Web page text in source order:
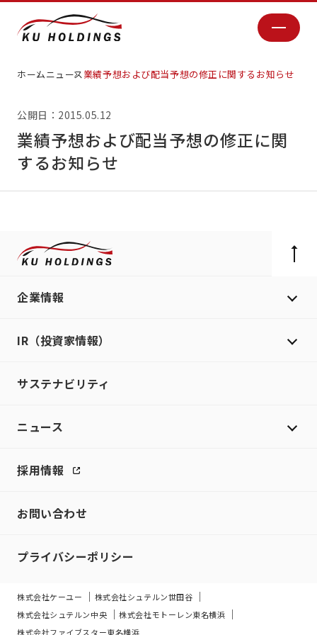
ホームニュース業績予想および配当予想の修正に関するお知らせ
公開日：2015.05.12
業績予想および配当予想の修正に関
するお知らせ
企業情報
IR（投資家情報）
サステナビリティ
ニュース
採用情報
お問い合わせ
プライバシーポリシー
株式会社ケーユー
株式会社シュテルン世田谷
株式会社シュテルン中央
株式会社モトーレン東名横浜
株式会社ファイブスター東名横浜